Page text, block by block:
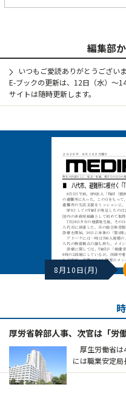
編集部
いつもご愛読ありがとうございま
E-ブックの更新は、12日（水）～
サイトは随時更新します。
8月10日(月)
厚労省幹部人事、次官は「労
厚生労働省は
には職業安定